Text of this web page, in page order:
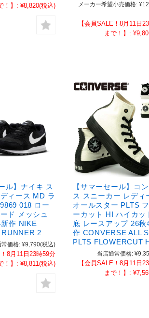
！】: ¥8,820(税込) メーカー希望小売価格:
【会員SALE！8月11日
まで！】:
ル】ナイキ ス
ィース MD ラ
018 ロー
ド メッシュ
作 NIKE
2
常価格: ¥9,790(税込)
！8月11日23時59分
！】: ¥8,811(税込)
【サマーセール】コ
ス スニーカー レディ
オールスター PLTS
ーカット HI ハイカッ
底 レースアップ 26秋
作 CONVERSE ALL
PLTS FLOWERCUT
当店通常価格:
【会員SALE！8月11日
まで！】: